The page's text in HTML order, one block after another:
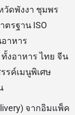
ดพังงา ชุมพร
รฐาน ISO
าหาร
ทั้งอาหาร ไทย จีน
รค์เมนูพิเศษ
จากอิมแพ็ค